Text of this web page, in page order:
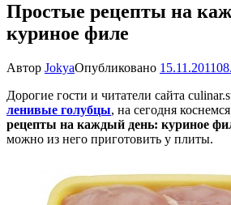
Простые рецепты на
куриное филе
Автор JokyaОпубликовано 15.11.2011
Дорогие гости и читатели сайта
ленивые голубцы, на сегодня
рецепты на каждый день: куриное
можно из него приготовить у плиты.